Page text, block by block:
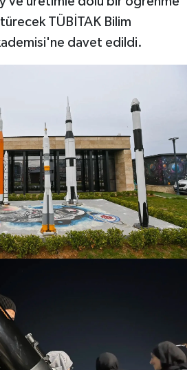
TÜBİTAK Bilim
davet edildi.